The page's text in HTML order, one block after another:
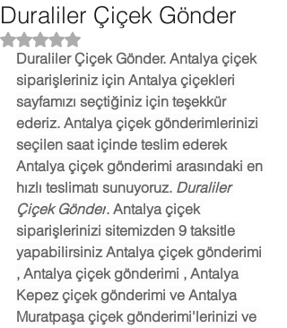
Duraliler Çiçek Gönder
5 üzerinden NaN yıldız
Duraliler Çiçek Gönder. Antalya çiçek
siparişleriniz için Antalya çiçekleri
sayfamızı seçtiğiniz için teşekkür
ederiz. Antalya çiçek gönderimlerinizi
seçilen saat içinde teslim ederek
Antalya çiçek gönderimi arasındaki en
hızlı teslimatı sunuyoruz. Duraliler
Çiçek Gönder. Antalya çiçek
siparişlerinizi sitemizden 9 taksitle
yapabilirsiniz Antalya çiçek gönderimi
, Antalya çiçek gönderimi , Antalya
Kepez çiçek gönderimi ve Antalya
Muratpaşa çiçek gönderimi'lerinizi ve